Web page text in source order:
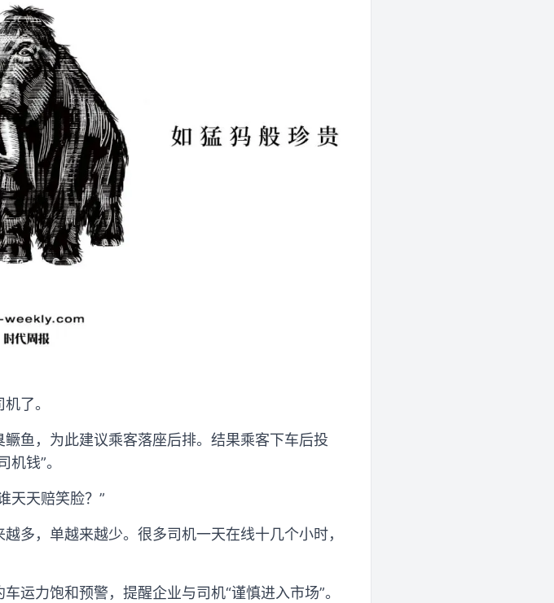
了。
鱼，为此建议乘客落座后排。结果乘客下车后投
钱”。
天天赔笑脸？”
多，单越来越少。很多司机一天在线十几个小时，
运力饱和预警，提醒企业与司机“谨慎进入市场”。